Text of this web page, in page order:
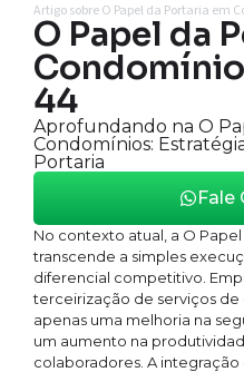
Artigo sobre O Papel da Portaria em
O Papel da
44
Aprofundando na O
Condomínios:
Portaria
Fale
No contexto atual, a O
transcende a simples
diferencial competitivo.
terceirização de serviços
apenas uma melhoria na
um aumento na
colaboradores. A